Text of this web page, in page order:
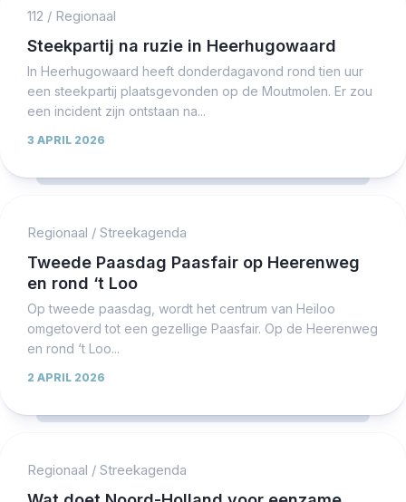
112 / Regionaal
Steekpartij na ruzie in Heerhugowaard
In Heerhugowaard heeft donderdagavond rond tien uur
een steekpartij plaatsgevonden op de Moutmolen. Er zou
een incident zijn ontstaan na...
3 APRIL 2026
Regionaal / Streekagenda
Tweede Paasdag Paasfair op Heerenweg
en rond ‘t Loo
Op tweede paasdag, wordt het centrum van Heiloo
omgetoverd tot een gezellige Paasfair. Op de Heerenweg
en rond ‘t Loo...
2 APRIL 2026
Regionaal / Streekagenda